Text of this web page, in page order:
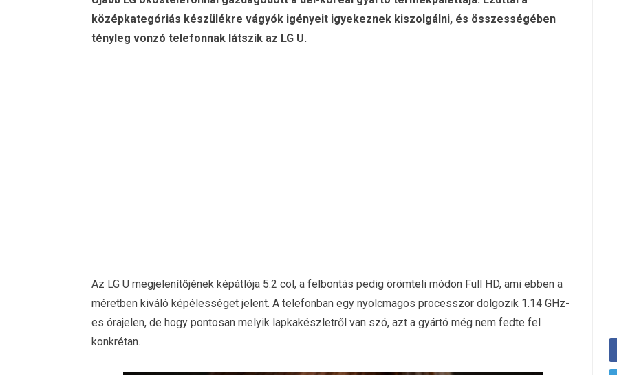
középkategóriás készülékre vágyók igényeit igyekeznek kiszolgálni, és összességében
tényleg vonzó telefonnak látszik az LG U.
Az LG U megjelenítőjének képátlója 5.2 col, a felbontás pedig örömteli módon Full HD, ami ebben a
méretben kiváló képélességet jelent. A telefonban egy nyolcmagos processzor dolgozik 1.14 GHz-
es órajelen, de hogy pontosan melyik lapkakészletről van szó, azt a gyártó még nem fedte fel
konkrétan.